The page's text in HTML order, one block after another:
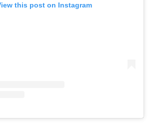
this post on Instagram